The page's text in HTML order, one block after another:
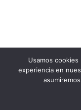
Usamos
experiencia en